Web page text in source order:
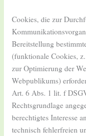
Cookies, die zur
Bereitstellung
(funktionale Cookies,
zur Optimierung der
Webpublikums)
Art. 6 Abs. 1 lit. f
Rechtsgrundlage
berechtigtes Interesse
technisch fehlerfreien